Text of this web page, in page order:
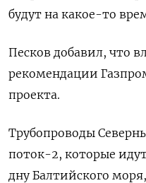
будут на какое-то
Песков добавил, что
рекомендации
проекта.
Трубопроводы
поток-2, которые
дну Балтийского